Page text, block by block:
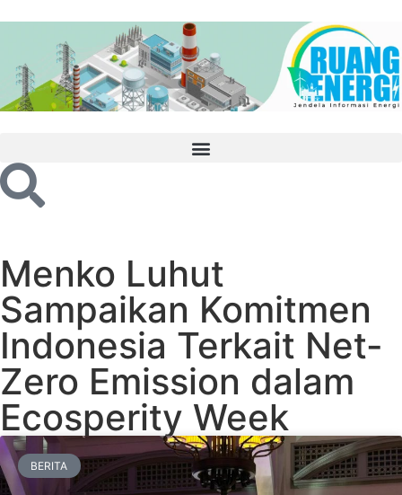
Menko Luhut
Sampaikan Komitmen
Indonesia Terkait Net-
Zero Emission dalam
Ecosperity Week
BERITA